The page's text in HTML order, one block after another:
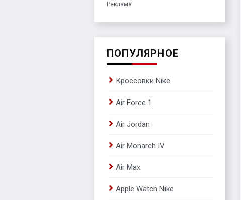
Реклама
ПОПУЛЯРНОЕ
Кроссовки Nike
Air Force 1
Air Jordan
Air Monarch IV
Air Max
Apple Watch Nike